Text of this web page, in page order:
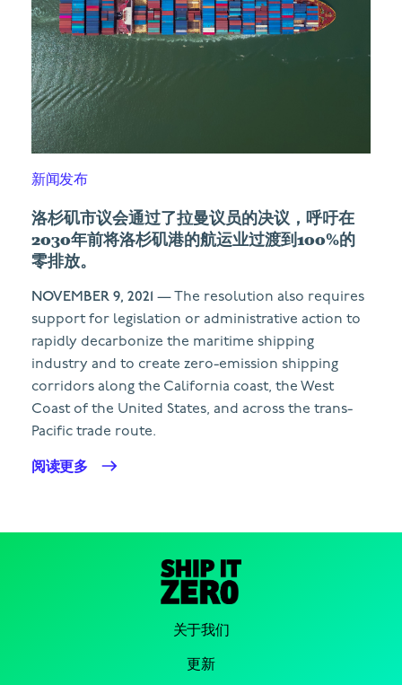
新闻发布
洛杉矶市议会通过了拉曼议员的决议，呼吁在
2030年前将洛杉矶港的航运业过渡到100%的
零排放。
NOVEMBER 9, 2021 — The resolution also requires
support for legislation or administrative action to
rapidly decarbonize the maritime shipping
industry and to create zero-emission shipping
corridors along the California coast, the West
Coast of the United States, and across the trans-
Pacific trade route.
阅读更多
关于我们
更新